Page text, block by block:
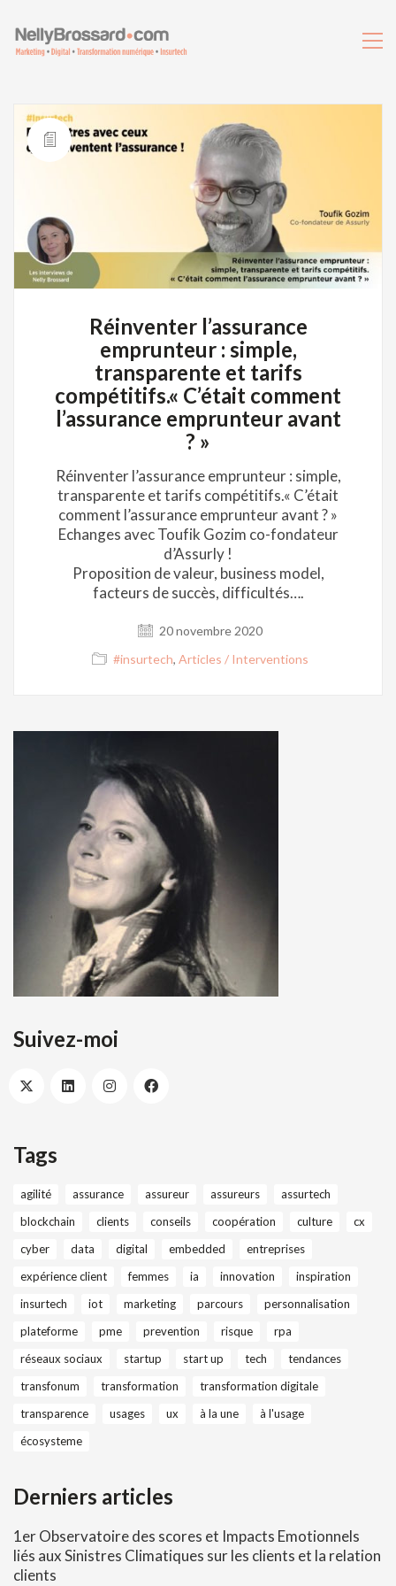
Réinventer l’assurance
emprunteur : simple,
transparente et tarifs
compétitifs.« C’était comment
l’assurance emprunteur avant
? »
Réinventer l’assurance emprunteur : simple,
transparente et tarifs compétitifs.« C’était
comment l’assurance emprunteur avant ? »
Echanges avec Toufik Gozim co-fondateur
d’Assurly !
Proposition de valeur, business model,
facteurs de succès, difficultés….
20 novembre 2020
#insurtech, Articles / Interventions
Suivez-moi
Tags
agilité assurance assureur assureurs
assurtech
blockchain
clients conseils coopération culture
cx
cyber
data digital embedded
entreprises
expérience client
femmes ia innovation
inspiration
insurtech
iot marketing parcours
personnalisation
plateforme
pme prevention risque
rpa
réseaux sociaux
startup start up tech
tendances
transfonum
transformation
transformation digitale
transparence
usages ux à la une
à l'usage
écosysteme
Derniers articles
1er Observatoire des scores et Impacts Emotionnels
liés aux Sinistres Climatiques sur les clients et la relation
clients